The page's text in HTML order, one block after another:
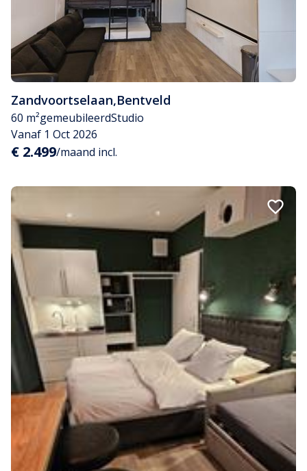
Zandvoortselaan,Bentveld
60 m²gemeubileerdStudio
Vanaf 1 Oct 2026
€ 2.499/maand incl.